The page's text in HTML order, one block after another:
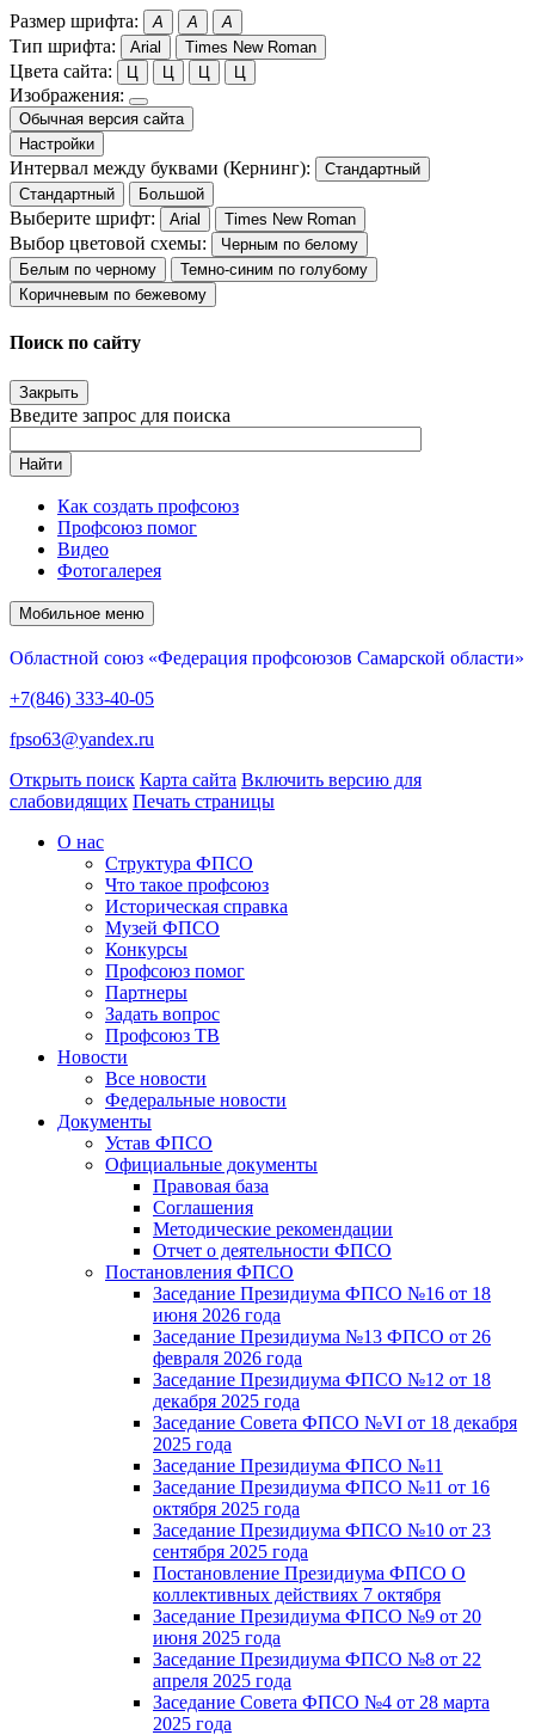
Размер шрифта: A A A
Тип шрифта: Arial Times New Roman
Цвета сайта: Ц Ц Ц Ц
Изображения:
Обычная версия сайта
Настройки
Интервал между буквами (Кернинг):
Стандартный
Стандартный
Большой
Выберите шрифт: Arial Times New Roman
Выбор цветовой схемы:
Черным по белому
Белым по черному
Темно-синим по голубому
Коричневым по бежевому
Поиск по сайту
Закрыть
Введите запрос для поиска
Найти
Как создать профсоюз
Профсоюз помог
Видео
Фотогалерея
Мобильное меню
Областной союз «Федерация профсоюзов Самарской области»
+7(846) 333-40-05
fpso63@yandex.ru
Открыть поиск Карта сайта Включить версию для
слабовидящих Печать страницы
О нас
Структура ФПСО
Что такое профсоюз
Историческая справка
Музей ФПСО
Конкурсы
Профсоюз помог
Партнеры
Задать вопрос
Профсоюз ТВ
Новости
Все новости
Федеральные новости
Документы
Устав ФПСО
Официальные документы
Правовая база
Соглашения
Методические рекомендации
Отчет о деятельности ФПСО
Постановления ФПСО
Заседание Президиума ФПСО №16 от 18
июня 2026 года
Заседание Президиума №13 ФПСО от 26
февраля 2026 года
Заседание Президиума ФПСО №12 от 18
декабря 2025 года
Заседание Совета ФПСО №VI от 18 декабря
2025 года
Заседание Президиума ФПСО №11
Заседание Президиума ФПСО №11 от 16
октября 2025 года
Заседание Президиума ФПСО №10 от 23
сентября 2025 года
Постановление Президиума ФПСО О
коллективных действиях 7 октября
Заседание Президиума ФПСО №9 от 20
июня 2025 года
Заседание Президиума ФПСО №8 от 22
апреля 2025 года
Заседание Совета ФПСО №4 от 28 марта
2025 года